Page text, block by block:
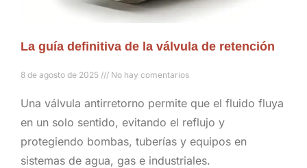
La guía definitiva de la válvula de retención
8 de agosto de 2025 No hay comentarios
Una válvula antirretorno permite que el fluido fluya
en un solo sentido, evitando el reflujo y
protegiendo bombas, tuberías y equipos en
sistemas de agua, gas e industriales.